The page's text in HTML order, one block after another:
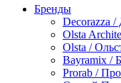
по
под
для
под
Бренды
Decorazza /
Olsta
Olsta /
Bayramix /
Prorab /